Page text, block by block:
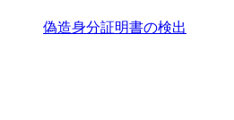
偽造身分証明書の検出